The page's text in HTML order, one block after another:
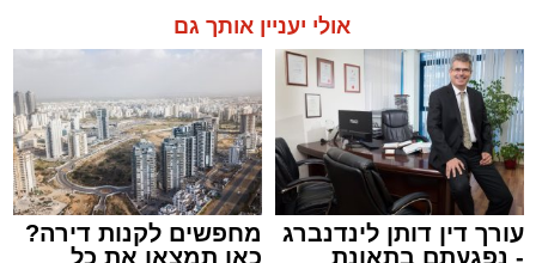
אולי יעניין אותך גם
עורך דין דותן לינדנברג
- נפגעתם בתאונת
מחפשים לקנות דירה?
כאן תמצאו את כל